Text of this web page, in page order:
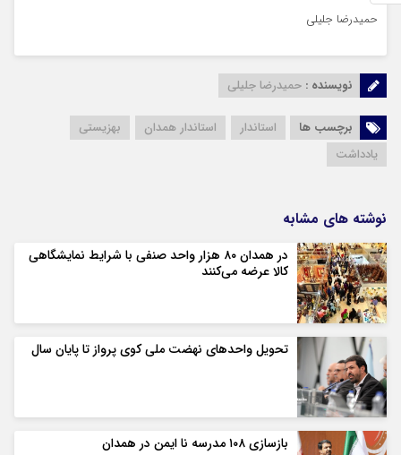
حمیدرضا جلیلی
نویسنده : حمیدرضا جلیلی
برچسب ها استاندار استاندار همدان
بهزیستی
یادداشت
نوشته های مشابه
در همدان ۸۰ هزار واحد صنفی با شرایط نمایشگاهی
کالا عرضه می‌کنند
تحویل واحدهای نهضت ملی کوی پرواز تا پایان سال
بازسازی ۱۰۸ مدرسه نا ایمن در همدان